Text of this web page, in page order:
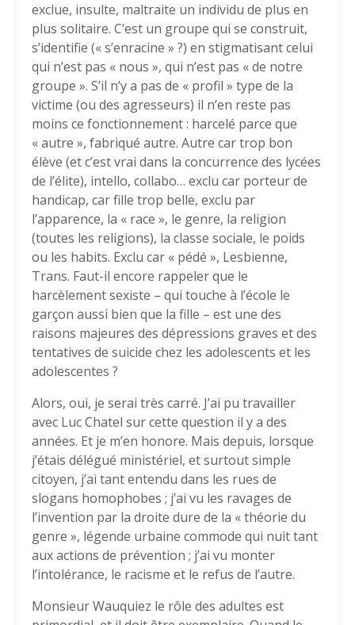
exclue, insulte, maltraite un individu de plus en
plus solitaire. C’est un groupe qui se construit,
s’identifie (« s’enracine » ?) en stigmatisant celui
qui n’est pas « nous », qui n’est pas « de notre
groupe ». S’il n’y a pas de « profil » type de la
victime (ou des agresseurs) il n’en reste pas
moins ce fonctionnement : harcelé parce que
« autre », fabriqué autre. Autre car trop bon
élève (et c’est vrai dans la concurrence des lycées
de l’élite), intello, collabo… exclu car porteur de
handicap, car fille trop belle, exclu par
l’apparence, la « race », le genre, la religion
(toutes les religions), la classe sociale, le poids
ou les habits. Exclu car « pédé », Lesbienne,
Trans. Faut-il encore rappeler que le
harcèlement sexiste – qui touche à l’école le
garçon aussi bien que la fille – est une des
raisons majeures des dépressions graves et des
tentatives de suicide chez les adolescents et les
adolescentes ?
Alors, oui, je serai très carré. J’ai pu travailler
avec Luc Chatel sur cette question il y a des
années. Et je m’en honore. Mais depuis, lorsque
j’étais délégué ministériel, et surtout simple
citoyen, j’ai tant entendu dans les rues de
slogans homophobes ; j’ai vu les ravages de
l’invention par la droite dure de la « théorie du
genre », légende urbaine commode qui nuit tant
aux actions de prévention ; j’ai vu monter
l’intolérance, le racisme et le refus de l’autre.
Monsieur Wauquiez le rôle des adultes est